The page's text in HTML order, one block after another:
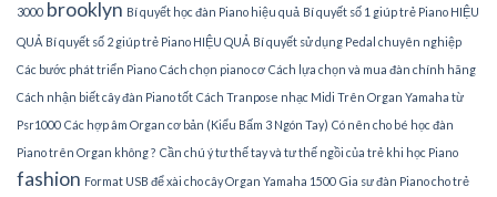
3000 brooklyn Bí quyết học đàn Piano hiệu quả Bí quyết số 1 giúp trẻ Piano HIỆU
QUẢ Bí quyết số 2 giúp trẻ Piano HIỆU QUẢ Bí quyết sử dụng Pedal chuyên nghiệp
Các bước phát triển Piano Cách chọn piano cơ Cách lựa chọn và mua đàn chính hãng
Cách nhận biết cây đàn Piano tốt Cách Tranpose nhạc Midi Trên Organ Yamaha từ
Psr1000 Các hợp âm Organ cơ bản (Kiểu Bấm 3 Ngón Tay) Có nên cho bé học đàn
Piano trên Organ không ? Cần chú ý tư thế tay và tư thế ngồi của trẻ khi học Piano
fashion Format USB để xài cho cây Organ Yamaha 1500 Gia sư đàn Piano cho trẻ